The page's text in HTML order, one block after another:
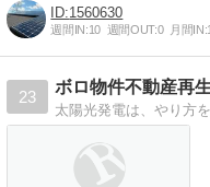
1560630
週間IN:10 週間OUT:0 月間IN:
23
ボロ物件不動産再